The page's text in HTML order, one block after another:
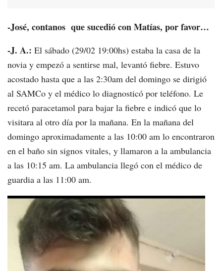
-José, contanos que sucedió con Matías, por favor…
-J. A.: El sábado (29/02 19:00hs) estaba la casa de la
novia y empezó a sentirse mal, levantó fiebre. Estuvo
acostado hasta que a las 2:30am del domingo se dirigió
al SAMCo y el médico lo diagnosticó por teléfono. Le
recetó paracetamol para bajar la fiebre e indicó que lo
visitara al otro día por la mañana. En la mañana del
domingo aproximadamente a las 10:00 am lo encontraron
en el baño sin signos vitales, y llamaron a la ambulancia
a las 10:15 am. La ambulancia llegó con el médico de
guardia a las 11:00 am.